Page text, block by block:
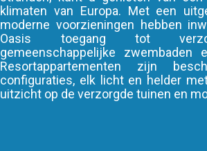
klimaten van Europa. Met een
moderne voorzieningen hebben
Oasis toegang tot
gemeenschappelijke zwembaden
Resortappartementen zijn
configuraties, elk licht en helder
uitzicht op de verzorgde tuinen en